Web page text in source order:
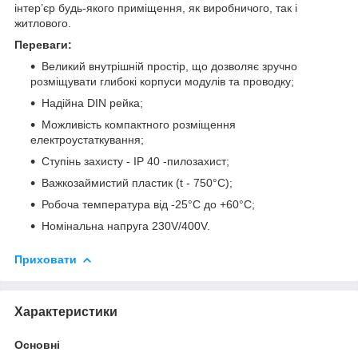
інтер’єр будь-якого приміщення, як виробничого, так і
житлового.
Переваги:
Великий внутрішній простір, що дозволяє зручно
розміщувати глибокі корпуси модулів та проводку;
Надійна DIN рейка;
Можливість компактного розміщення
електроустаткування;
Ступінь захисту - IP 40 -пилозахист;
Важкозаймистий пластик (t - 750°C);
Робоча температура від -25°C до +60°C;
Номінальна напруга 230V/400V.
Приховати
Характеристики
Основні